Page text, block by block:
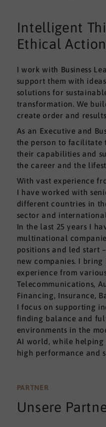
Intelligent
Ethical Action
I work with Business
support them with
solutions for
transformation. We
create order and
As an Executive and
the person to facilitate
their capabilities and
the career and the
With vast experience
I have worked with
different countries in
sector and
In the last 25 years I
multinational
positions and led start
new companies. I bring
experience from
Telecommunications,
Financing, Insurance,
I focus on supporting
finding balance and
environments in the
AI world, while helping
high performance and
PARTNER
Unsere